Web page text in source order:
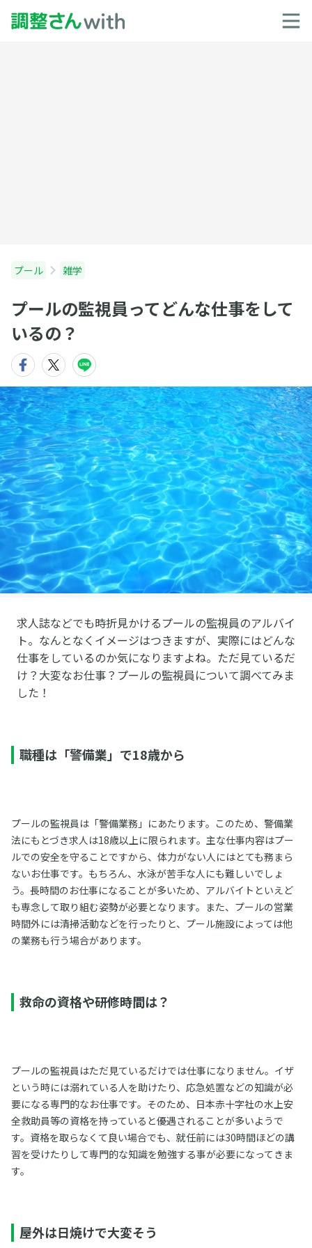
プール 雑学
プールの監視員ってどんな仕事をして
いるの？
求人誌などでも時折見かけるプールの監視員のアルバイ
ト。なんとなくイメージはつきますが、実際にはどんな
仕事をしているのか気になりますよね。ただ見ているだ
け？大変なお仕事？プールの監視員について調べてみま
した！
職種は「警備業」で18歳から
プールの監視員は「警備業務」にあたります。このため、警備業
法にもとづき求人は18歳以上に限られます。主な仕事内容はプー
ルでの安全を守ることですから、体力がない人にはとても務まら
ないお仕事です。もちろん、水泳が苦手な人にも難しいでしょ
う。長時間のお仕事になることが多いため、アルバイトといえど
も専念して取り組む姿勢が必要となります。また、プールの営業
時間外には清掃活動などを行ったりと、プール施設によっては他
の業務も行う場合があります。
救命の資格や研修時間は？
プールの監視員はただ見ているだけでは仕事になりません。イザ
という時には溺れている人を助けたり、応急処置などの知識が必
要になる専門的なお仕事です。そのため、日本赤十字社の水上安
全救助員等の資格を持っていると優遇されることが多いようで
す。資格を取らなくて良い場合でも、就任前には30時間ほどの講
習を受けたりして専門的な知識を勉強する事が必要になってきま
す。
屋外は日焼けで大変そう